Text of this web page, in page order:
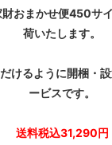
おまかせ便450サ
荷いたします。
けるように開梱・
ービスです。
送料税込31,290円